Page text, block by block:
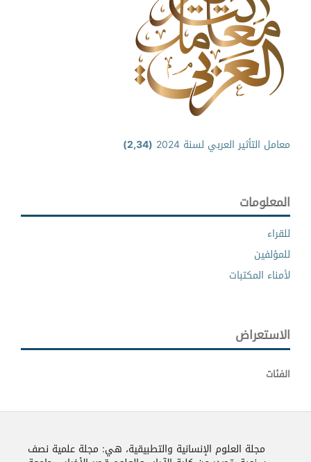
معامل التأثير العربي لسنة 2024 (2,34)
المعلومات
للقراء
للمؤلفين
لأمناء المكتبات
الاستعراض
الفئات
مجلة العلوم الإنسانية والتطبيقية، هي: مجلة علمية نصف